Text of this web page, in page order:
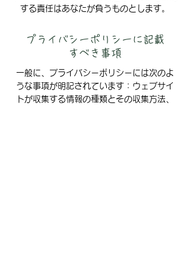
する責任はあなたが負うものとします。
プライバシーポリシーに記載
すべき事項
一般に、プライバシーポリシーには次のよ
うな事項が明記されています：ウェブサイ
トが収集する情報の種類とその収集方法、